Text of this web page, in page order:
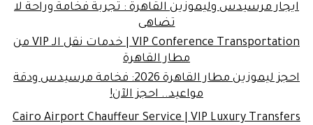
ايجار مرسيدس وليموزين القاهرة : تجربة فخامة وراحة لا
تضاهى
VIP Conference Transportation | خدمات نقل الـ VIP من
مطار القاهرة
احجز ليموزين مطار القاهرة 2026: فخامة مرسيدس ودقة
مواعيد.. احجز الآن!
Cairo Airport Chauffeur Service | VIP Luxury Transfers